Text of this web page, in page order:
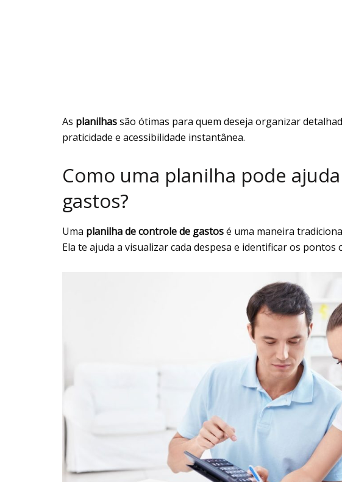
As planilhassão ótimas para quem deseja organizar
praticidade e acessibilidade instantânea.
Como uma planilha pode
gastos?
Uma planilha de controle de gastosé uma maneira
Ela te ajuda a visualizar cada despesa e identificar os